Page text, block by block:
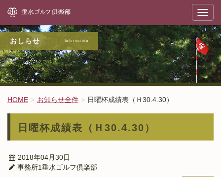
T
g
g
l
e
n
a
v
i
a
n
垂
お知らせ全件
HOME お知らせ全件 日曜杯成績表（Ｈ30.4.30）
日曜杯成績表（Ｈ30.4.30）
2018年04月30日
事務所1垂水ゴルフ倶楽部